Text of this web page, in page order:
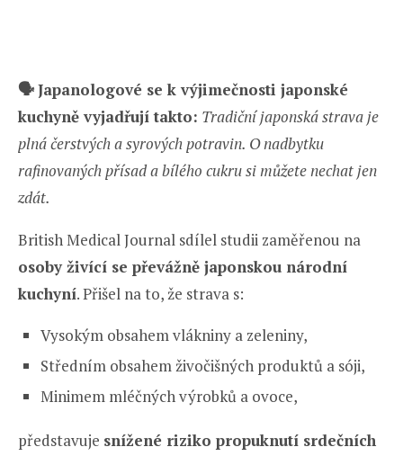
🗣️Japanologové se k výjimečnosti japonské
kuchyně vyjadřují takto: Tradiční japonská strava je
plná čerstvých a syrových potravin. O nadbytku
rafinovaných přísad a bílého cukru si můžete nechat jen
zdát.
British Medical Journal sdílel studii zaměřenou na
osoby živící se převážně japonskou národní
kuchyní. Přišel na to, že strava s:
Vysokým obsahem vlákniny a zeleniny,
Středním obsahem živočišných produktů a sóji,
Minimem mléčných výrobků a ovoce,
představuje snížené riziko propuknutí srdečních